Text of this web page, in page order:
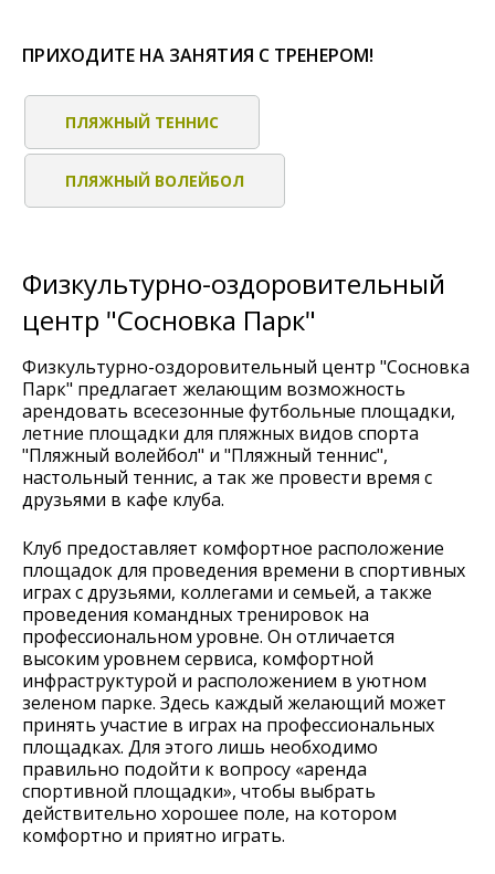
ПРИХОДИТЕ НА ЗАНЯТИЯ С ТРЕНЕРОМ!
ПЛЯЖНЫЙ ТЕННИС
ПЛЯЖНЫЙ ВОЛЕЙБОЛ
Физкультурно-оздоровительный
центр "Сосновка Парк"
Физкультурно-оздоровительный центр "Сосновка
Парк" предлагает желающим возможность
арендовать всесезонные футбольные площадки,
летние площадки для пляжных видов спорта
"Пляжный волейбол" и "Пляжный теннис",
настольный теннис, а так же провести время с
друзьями в кафе клуба.
Клуб предоставляет комфортное расположение
площадок для проведения времени в спортивных
играх с друзьями, коллегами и семьей, а также
проведения командных тренировок на
профессиональном уровне. Он отличается
высоким уровнем сервиса, комфортной
инфраструктурой и расположением в уютном
зеленом парке. Здесь каждый желающий может
принять участие в играх на профессиональных
площадках. Для этого лишь необходимо
правильно подойти к вопросу «аренда
спортивной площадки», чтобы выбрать
действительно хорошее поле, на котором
комфортно и приятно играть.